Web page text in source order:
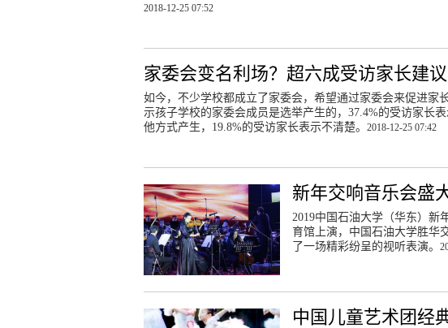
2018-12-25 07:52
家委会变名利场？超六成受访家长建
如今，不少学校都成立了家委会，希望通过家委会来促进家
示孩子学校的家委会成员是选举产生的，37.4%的受访家长
他方式产生，19.8%的受访家长表示不清楚。 2018-12-25 07:42
新年交响音乐会盛
2019中国石油大学（华东）新
育馆上演，中国石油大学胜华
了一场精彩纷呈的视听表演。
中国儿童艺术团经